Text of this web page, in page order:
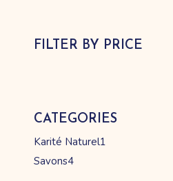
FILTER BY PRICE
CATEGORIES
Karité Naturel1produit
Savons4